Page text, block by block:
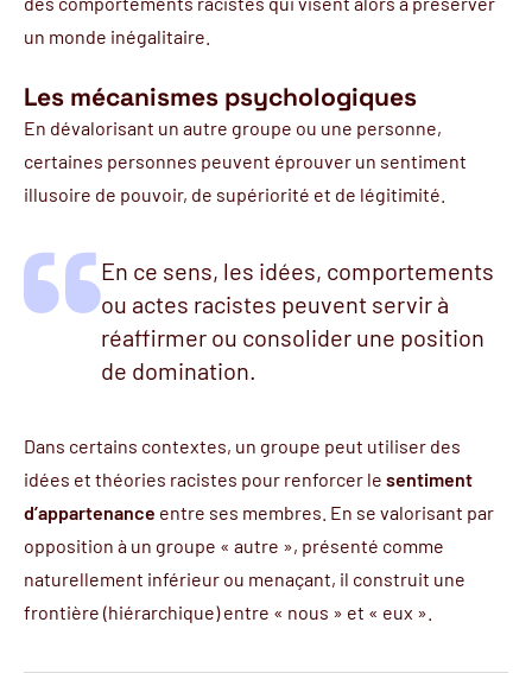
un monde inégalitaire.
Les mécanismes psychologiques
En dévalorisant un autre groupe ou une personne,
certaines personnes peuvent éprouver un sentiment
illusoire de pouvoir, de supériorité et de légitimité.
En ce sens, les idées, comportements
ou actes racistes peuvent servir à
réaffirmer ou consolider une position
de domination.
Dans certains contextes, un groupe peut utiliser des
idées et théories racistes pour renforcer le sentiment
d’appartenance entre ses membres. En se valorisant par
opposition à un groupe « autre », présenté comme
naturellement inférieur ou menaçant, il construit une
frontière (hiérarchique) entre « nous » et « eux ».